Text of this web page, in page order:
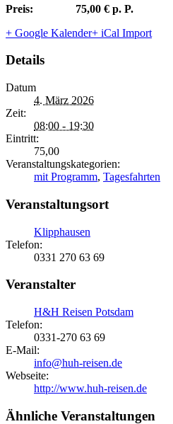
Preis:
75,00 € p. P.
+ Google Kalender+ iCal Import
Details
Datum
4. März 2026
Zeit:
08:00 - 19:30
Eintritt:
75,00
Veranstaltungskategorien:
mit Programm, Tagesfahrten
Veranstaltungsort
Klipphausen
Telefon:
0331 270 63 69
Veranstalter
H&H Reisen Potsdam
Telefon:
0331-270 63 69
E-Mail:
info@huh-reisen.de
Webseite:
http://www.huh-reisen.de
Ähnliche Veranstaltungen